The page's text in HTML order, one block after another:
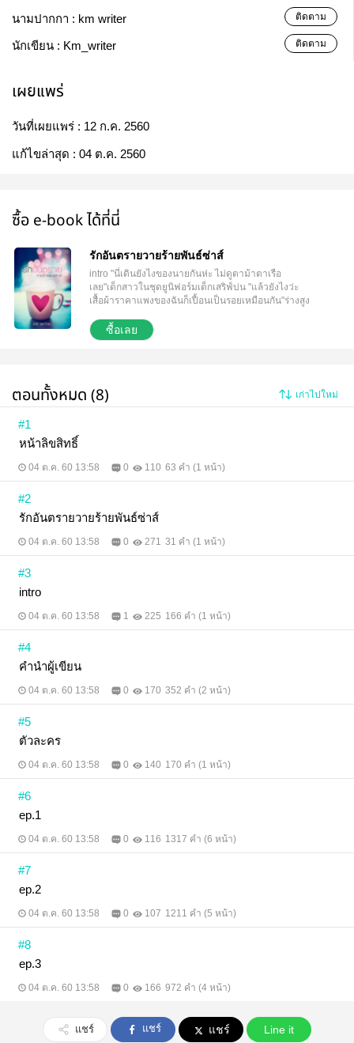
นามปากกา : km writer ติดตาม
นักเขียน : Km_writer ติดตาม
เผยแพร่
วันที่เผยแพร่ : 12 ก.ค. 2560
แก้ไขล่าสุด : 04 ต.ค. 2560
ซื้อ e-book ได้ที่นี่
รักอันตรายวายร้ายพันธ์ซ่าส์
intro "นี่เดินยังไงของนายกันห่ะ ไม่ดูตาม้าตาเรือ
เลย"เด็กสาวในชุดยูนิฟอร์มเด็กเสริฟ์บ่น "แล้วยังไงว่ะ
เสื้อผ้าราคาแพงของฉันก็เปื้อนเป็นรอยเหมือนกัน"ร่างสูง
เป็นฝ่ายเอ่ยโดยไม่ทันมองสายตาอันจาบจ้วงของร่างสูง
ที่เหมือนจะกลืนกินไปทั้งตัว "เท่าไหร่" "ห่ะ!อะไรของนาย
จะเดินจากไป ปล ทุกอย่างที่เกิดขึ้นไม่ว่าภาพ เนื้อหา
ฉาก สถานที่การบรรยายคือจินตนาการของผู้แต่งเท่านั้น
ซื้อเลย
ตอนทั้งหมด (8) เก่าไปใหม่
#1
หน้าลิขสิทธิ์
04 ต.ค. 60 13:58 0 110 63 คำ (1 หน้า)
#2
รักอันตรายวายร้ายพันธ์ซ่าส์
04 ต.ค. 60 13:58 0 271 31 คำ (1 หน้า)
#3
intro
04 ต.ค. 60 13:58 1 225 166 คำ (1 หน้า)
#4
คำนำผู้เขียน
04 ต.ค. 60 13:58 0 170 352 คำ (2 หน้า)
#5
ตัวละคร
04 ต.ค. 60 13:58 0 140 170 คำ (1 หน้า)
#6
ep.1
04 ต.ค. 60 13:58 0 116 1317 คำ (6 หน้า)
#7
ep.2
04 ต.ค. 60 13:58 0 107 1211 คำ (5 หน้า)
#8
ep.3
04 ต.ค. 60 13:58 0 166 972 คำ (4 หน้า)
แชร์ แชร์ แชร์ Line it